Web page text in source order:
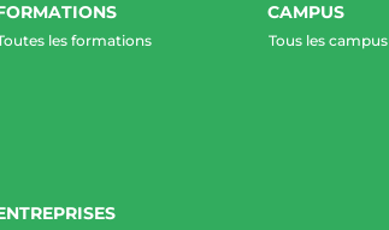
les formations
CAMPUS
Tous les campus